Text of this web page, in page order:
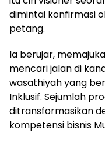
dimintai konfirmasi
petang.
Ia berujar,
mencari jalan di
wasathiyah yang
Inklusif. Sejumlah
ditransformasikan
kompetensi bisnis